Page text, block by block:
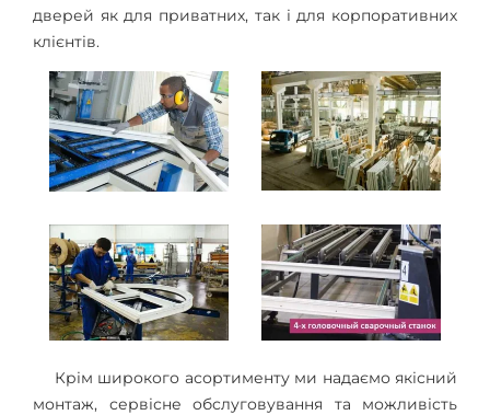
дверей як для приватних, так і для корпоративних
клієнтів.
Крім широкого асортименту ми надаємо якісний
монтаж, сервісне обслуговування та можливість